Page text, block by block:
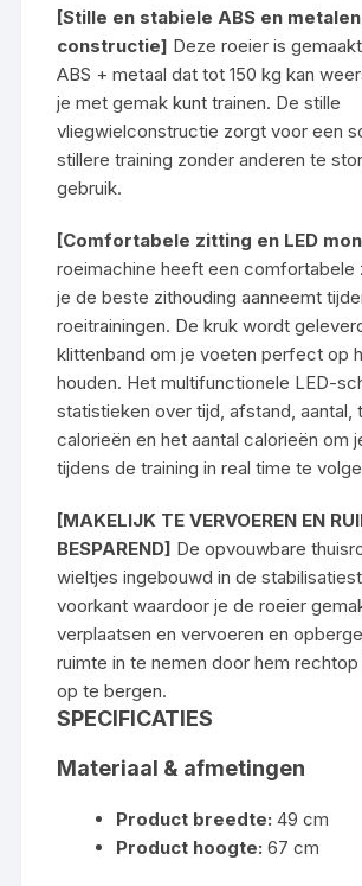
[Stille en stabiele ABS en metalen
constructie] Deze roeier is
ABS + metaal dat tot 150 kg kan
je met gemak kunt trainen. De stille
vliegwielconstructie zorgt voor een
stillere training zonder anderen te
gebruik.
[Comfortabele zitting en LED
roeimachine heeft een comfortabele
je de beste zithouding aanneemt
roeitrainingen. De kruk wordt
klittenband om je voeten perfect op
houden. Het multifunctionele LED-
statistieken over tijd, afstand, aantal,
calorieën en het aantal calorieën om
tijdens de training in real time te
[MAKELIJK TE VERVOEREN EN
BESPAREND] De opvouwbare
wieltjes ingebouwd in de
voorkant waardoor je de roeier
verplaatsen en vervoeren en
ruimte in te nemen door hem
op te bergen.
SPECIFICATIES
Materiaal & afmetingen
Product breedte: 49 cm
Product hoogte: 67 cm